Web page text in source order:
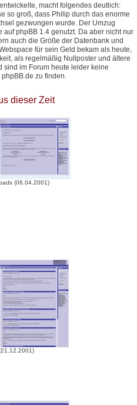
macht folgendes deutlich:
so groß, dass Philip durch das enorme
gezwungen wurde. Der Umzug
phpBB 1.4 genutzt. Da aber nicht nur
auch die Größe der Datenbank und
für sein Geld bekam als heute,
als regelmäßig Nullposter und ältere
sind im Forum heute leider keine
zu finden.
dieser Zeit
(06.04.2001)